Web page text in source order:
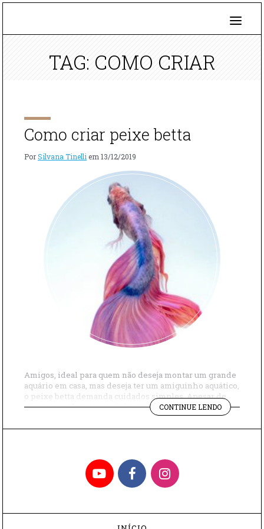
TAG: COMO CRIAR
Como criar peixe betta
PorSilvana Tinelli em 13/12/2019
Amigos, ideal para quem não deseja montar um grande
aquário em casa, mas deseja ter um amiguinho aquático,
o peixe betta demanda cuidados simples. Apesar de
viver normalmente sozinho, por ter temperamento
agressivo, o peixe betta também precisa de filtro e
termômetro no aquário para que a água seja tratada,
CONTINUE LENDO"COMO
CRIAR
PEIXE
YouTubeFacebookInstagram